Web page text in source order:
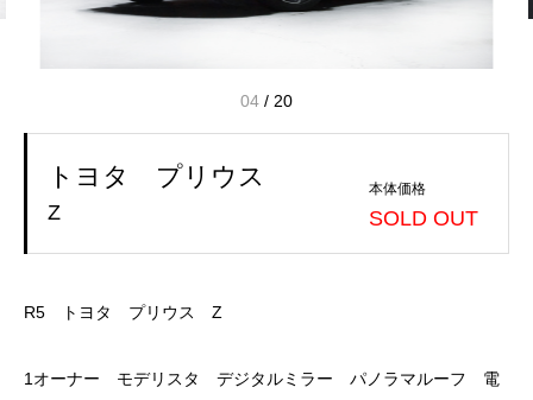
04 / 20
トヨタ プリウス
Z
本体価格
SOLD OUT
R5 トヨタ プリウス Z
1オーナー モデリスタ デジタルミラー パノラマルーフ 電